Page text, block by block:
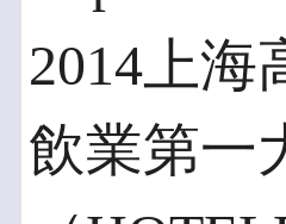
2014上
飲業第